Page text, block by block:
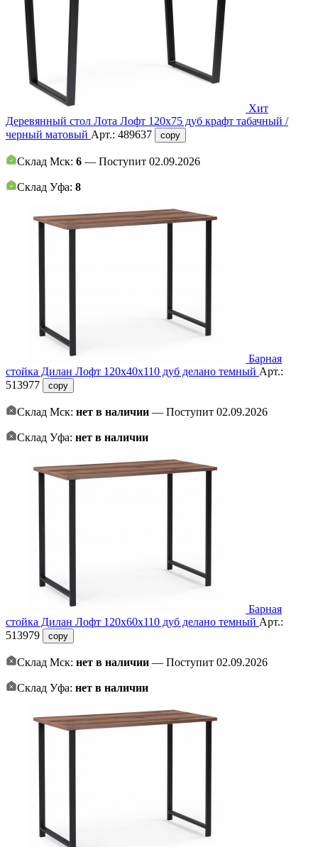
Хит
Деревянный стол Лота Лофт 120x75 дуб крафт табачный /
черный матовый Арт.: 489637 copy
Склад Мск: 6 — Поступит 02.09.2026
Склад Уфа: 8
Барная
стойка Дилан Лофт 120х40х110 дуб делано темный Арт.:
513977
copy
Склад Мск: нет в наличии — Поступит 02.09.2026
Склад Уфа: нет в наличии
Барная
стойка Дилан Лофт 120х60х110 дуб делано темный Арт.:
513979
copy
Склад Мск: нет в наличии — Поступит 02.09.2026
Склад Уфа: нет в наличии